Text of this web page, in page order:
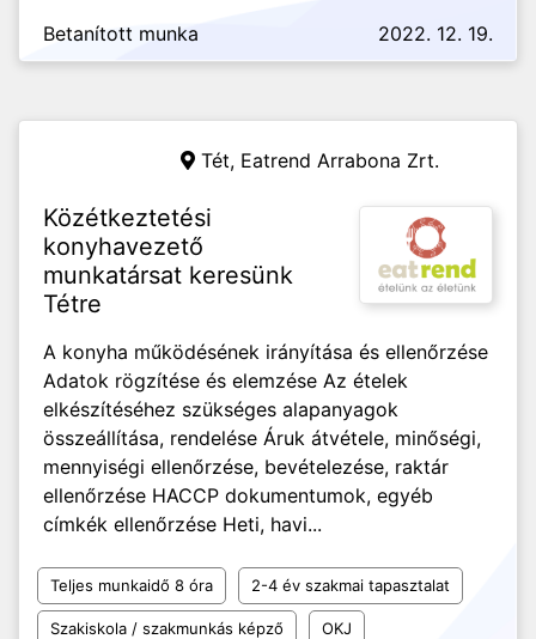
Betanított munka
2022. 12. 19.
Tét, Eatrend Arrabona Zrt.
Közétkeztetési
konyhavezető
munkatársat keresünk
Tétre
A konyha működésének irányítása és ellenőrzése
Adatok rögzítése és elemzése Az ételek
elkészítéséhez szükséges alapanyagok
összeállítása, rendelése Áruk átvétele, minőségi,
mennyiségi ellenőrzése, bevételezése, raktár
ellenőrzése HACCP dokumentumok, egyéb
címkék ellenőrzése Heti, havi...
Teljes munkaidő 8 óra 2-4 év szakmai tapasztalat
Szakiskola / szakmunkás képző OKJ